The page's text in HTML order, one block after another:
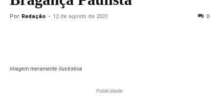
Por Redação - 12 de agosto de 2021 0
imagem meramente ilustrativa
Publicidade